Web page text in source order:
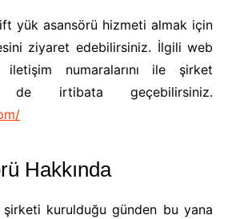
yük asansörü hizmeti almak için
ziyaret edebilirsiniz. İlgili web
numaralarını ile şirket
irtibata geçebilirsiniz.
Hakkında
kurulduğu günden bu yana